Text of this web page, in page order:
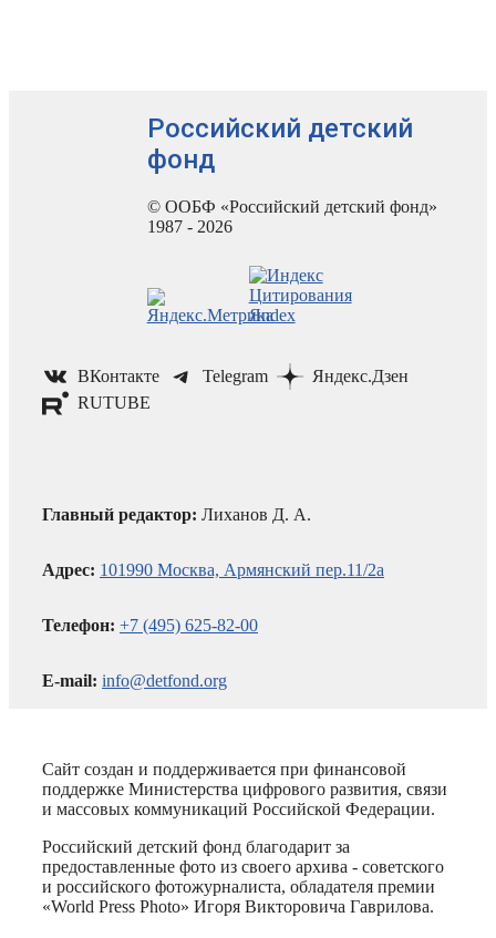
Российский детский
фонд
© ООБФ «Российский детский фонд»
1987 - 2026
ВКонтакте Telegram
Яндекс.Дзен
RUTUBE
Главный редактор: Лиханов Д. А.
Адрес: 101990 Москва, Армянский пер.11/2а
Телефон: +7 (495) 625-82-00
E-mail: info@detfond.org
Сайт создан и поддерживается при финансовой
поддержке Министерства цифрового развития, связи
и массовых коммуникаций Российской Федерации.
Российский детский фонд благодарит за
предоставленные фото из своего архива - советского
и российского фотожурналиста, обладателя премии
«World Press Photo» Игоря Викторовича Гаврилова.